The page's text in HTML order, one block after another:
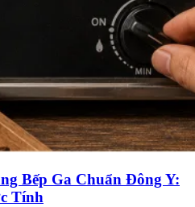
Bếp Ga Chuẩn Đông Y:
Tính